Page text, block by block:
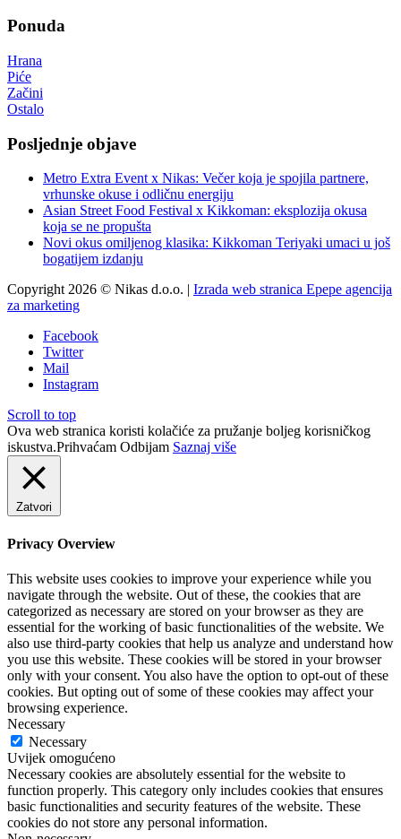
Ponuda
Hrana
Piće
Začini
Ostalo
Posljednje objave
Metro Extra Event x Nikas: Večer koja je spojila partnere,
vrhunske okuse i odličnu energiju
Asian Street Food Festival x Kikkoman: eksplozija okusa
koja se ne propušta
Novi okus omiljenog klasika: Kikkoman Teriyaki umaci u još
bogatijem izdanju
Copyright 2026 © Nikas d.o.o. | Izrada web stranica Epepe agencija
za marketing
Facebook
Twitter
Mail
Instagram
Scroll to top
Ova web stranica koristi kolačiće za pružanje boljeg korisničkog
iskustva.Prihvaćam Odbijam Saznaj više
Zatvori
Privacy Overview
This website uses cookies to improve your experience while you
navigate through the website. Out of these, the cookies that are
categorized as necessary are stored on your browser as they are
essential for the working of basic functionalities of the website. We
also use third-party cookies that help us analyze and understand how
you use this website. These cookies will be stored in your browser
only with your consent. You also have the option to opt-out of these
cookies. But opting out of some of these cookies may affect your
browsing experience.
Necessary
Necessary
Uvijek omogućeno
Necessary cookies are absolutely essential for the website to
function properly. This category only includes cookies that ensures
basic functionalities and security features of the website. These
cookies do not store any personal information.